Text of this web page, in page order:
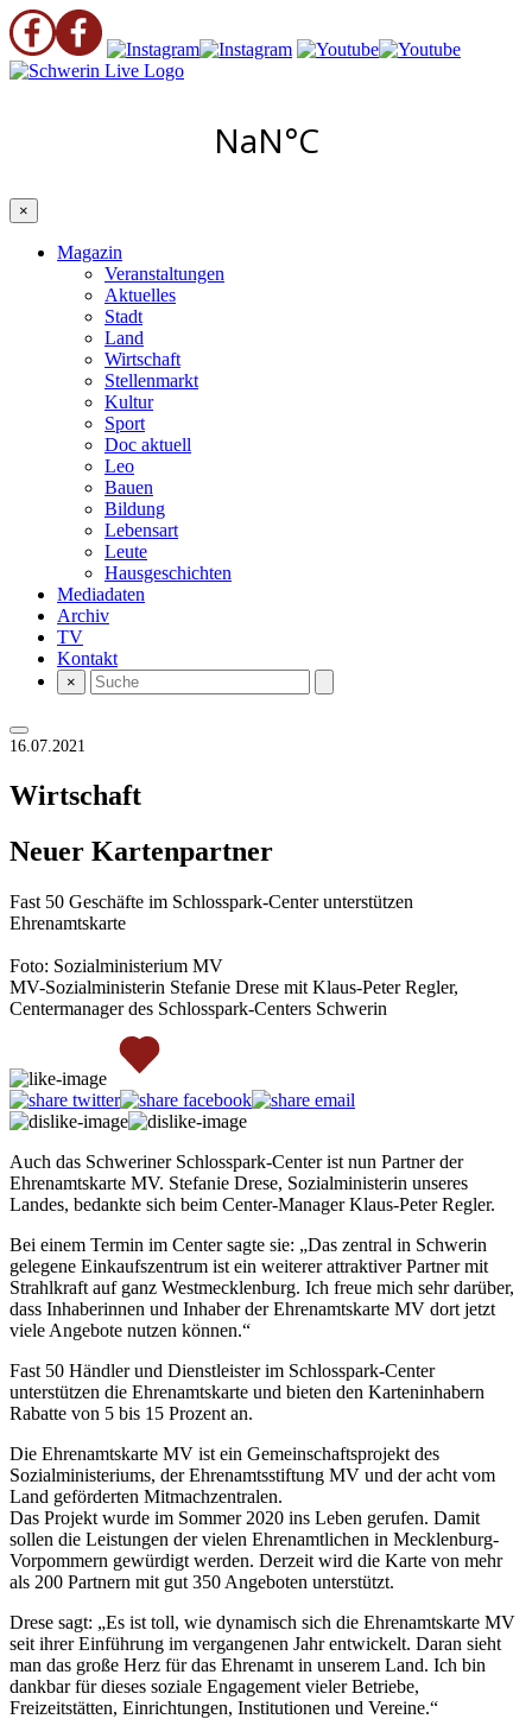
×
Magazin
Veranstaltungen
Aktuelles
Stadt
Land
Wirtschaft
Stellenmarkt
Kultur
Sport
Doc aktuell
Leo
Bauen
Bildung
Lebensart
Leute
Hausgeschichten
Mediadaten
Archiv
TV
Kontakt
×
16.07.2021
Wirtschaft
Neuer Kartenpartner
Fast 50 Geschäfte im Schlosspark-Center unterstützen
Ehrenamtskarte
Foto: Sozialministerium MV
MV-Sozialministerin Stefanie Drese mit Klaus-Peter Regler,
Centermanager des Schlosspark-Centers Schwerin
Auch das Schweriner Schlosspark-Center ist nun Partner der
Ehrenamtskarte MV. Stefanie Drese, Sozialministerin unseres
Landes, bedankte sich beim Center-Manager Klaus-Peter Regler.
Bei einem Termin im Center sagte sie: „Das zentral in Schwerin
gelegene Einkaufszentrum ist ein weiterer attraktiver Partner mit
Strahlkraft auf ganz Westmecklenburg. Ich freue mich sehr darüber,
dass Inhaberinnen und Inhaber der Ehrenamtskarte MV dort jetzt
viele Angebote nutzen können.“
Fast 50 Händler und Dienstleister im Schlosspark-Center
unterstützen die Ehrenamtskarte und bieten den Karteninhabern
Rabatte von 5 bis 15 Prozent an.
Die Ehrenamtskarte MV ist ein Gemeinschaftsprojekt des
Sozialministeriums, der Ehrenamtsstiftung MV und der acht vom
Land geförderten Mitmachzentralen.
Das Projekt wurde im Sommer 2020 ins Leben gerufen. Damit
sollen die Leistungen der vielen Ehrenamtlichen in Mecklenburg-
Vorpommern gewürdigt werden. Derzeit wird die Karte von mehr
als 200 Partnern mit gut 350 Angeboten unterstützt.
Drese sagt: „Es ist toll, wie dynamisch sich die Ehrenamtskarte MV
seit ihrer Einführung im vergangenen Jahr entwickelt. Daran sieht
man das große Herz für das Ehrenamt in unserem Land. Ich bin
dankbar für dieses soziale Engagement vieler Betriebe,
Freizeitstätten, Einrichtungen, Institutionen und Vereine.“